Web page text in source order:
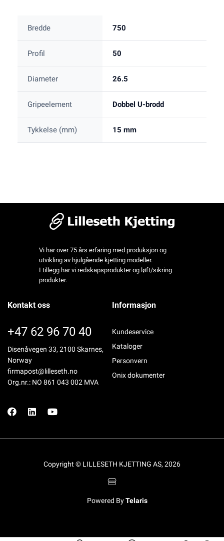
Bredde 750
Profil 50
Diameter 26.5
Gripeelement Dobbel U-brodd
Tykkelse (mm) 15 mm
Vi har over 75 års erfaring med produksjon og
utvikling av hjulgående kjetting modeller.
I tillegg har vi redskapsprodukter og løft/sikring
produkter.
Kontakt oss
+47 62 96 70 40
Disenåvegen 33, 2100 Skarnes,
Norway
firmapost@lilleseth.no
Org.nr.: NO 861 043 002 MVA
Informasjon
Kundeservice
Kataloger
Personvern
Onix dokumenter
Copyright © LILLESETH KJETTING AS, 2026
Powered ByTelaris